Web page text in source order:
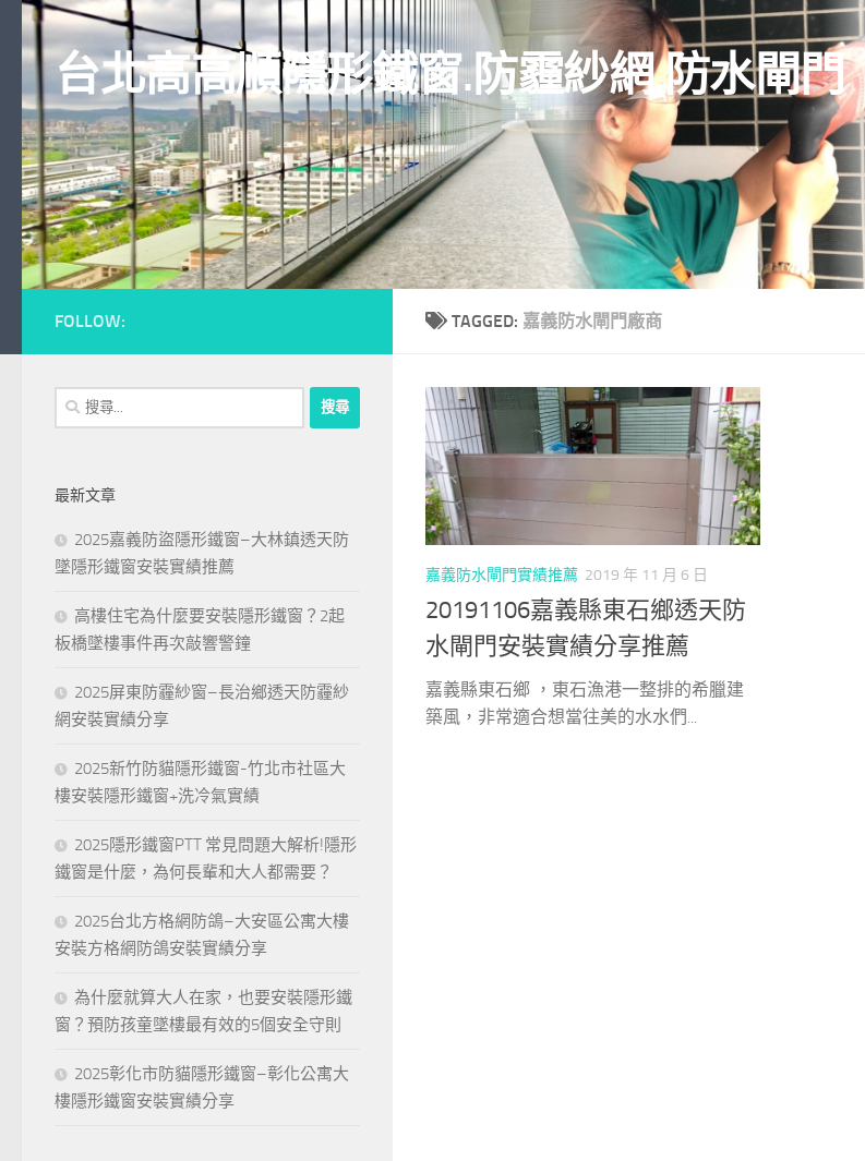
Skip to content
台北高高順隱形鐵窗.防霾紗網.防水閘門
TAGGED: 嘉義防水閘門廠商
嘉義防水閘門實績推薦 2019 年 11 月 6 日
20191106嘉義縣東石鄉透天防
水閘門安裝實績分享推薦
嘉義縣東石鄉 ，東石漁港一整排的希臘建
築風，非常適合想當往美的水水們...
FOLLOW:
搜
尋
字:
最新文章
2025嘉義防盜隱形鐵窗–大林鎮透天防
墜隱形鐵窗安裝實績推薦
高樓住宅為什麼要安裝隱形鐵窗？2起
板橋墜樓事件再次敲響警鐘
2025屏東防霾紗窗–長治鄉透天防霾紗
網安裝實績分享
2025新竹防貓隱形鐵窗-竹北市社區大
樓安裝隱形鐵窗+洗冷氣實績
2025隱形鐵窗PTT 常見問題大解析!隱形
鐵窗是什麼，為何長輩和大人都需要？
2025台北方格網防鴿–大安區公寓大樓
安裝方格網防鴿安裝實績分享
為什麼就算大人在家，也要安裝隱形鐵
窗？預防孩童墜樓最有效的5個安全守則
2025彰化市防貓隱形鐵窗–彰化公寓大
樓隱形鐵窗安裝實績分享